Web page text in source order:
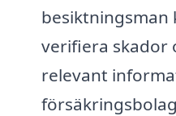
besiktningsman
verifiera skador
relevant